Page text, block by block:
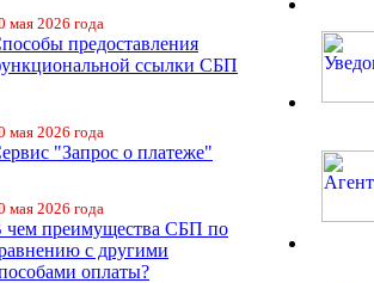
мая 2026 года
предоставления
ссылки СБП
мая 2026 года
"Запрос о платеже"
мая 2026 года
чем преимущества СБП по
с другими
оплаты?